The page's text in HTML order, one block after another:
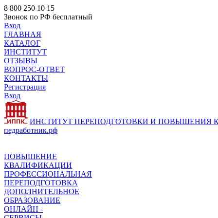
8 800 250 10 15
Звонок по РФ бесплатный
Вход
ГЛАВНАЯ
КАТАЛОГ
ИНСТИТУТ
ОТЗЫВЫ
ВОПРОС-ОТВЕТ
КОНТАКТЫ
Регистрация
Вход
ИНСТИТУТ ПЕРЕПОДГОТОВКИ И ПОВЫШЕНИЯ
педработник.рф
ПОВЫШЕНИЕ
КВАЛИФИКАЦИИ
ПРОФЕССИОНАЛЬНАЯ
ПЕРЕПОДГОТОВКА
ДОПОЛНИТЕЛЬНОЕ
ОБРАЗОВАНИЕ
ОНЛАЙН -